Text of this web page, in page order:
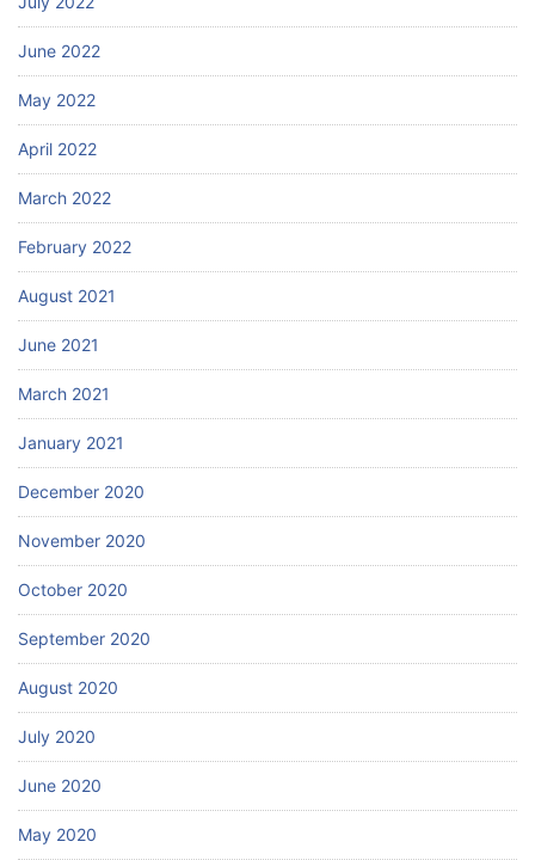
June 2022
May 2022
April 2022
March 2022
February 2022
August 2021
June 2021
March 2021
January 2021
December 2020
November 2020
October 2020
September 2020
August 2020
July 2020
June 2020
May 2020